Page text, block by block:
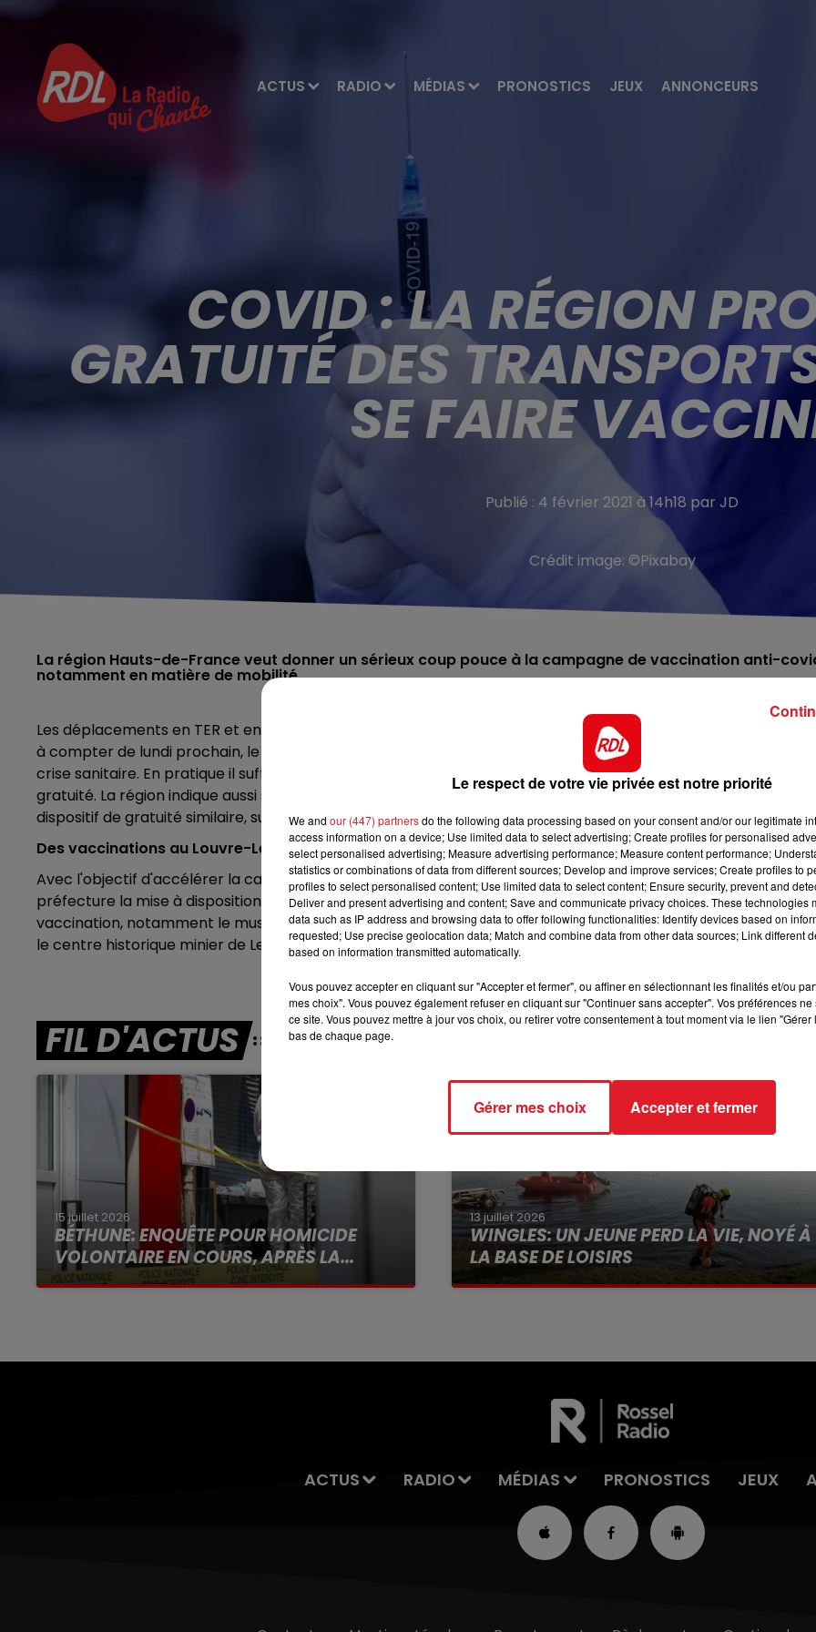
ACTUS RADIO MÉDIAS PRONOSTICS JEUX ANNONCEURS
7h00 - 10h00
DEBOUT C'EST L'HEURE
12h00 - 13h00
RDL & VOUS
COVID : LA RÉGION
GRATUITÉ DES
SE FAIRE
Publié : 4 février 2021 à 14h18 par JD
Crédit image: ©Pixabay
La région Hauts-de-France veut donner un sérieux coup pouce à la campagne de vaccination anti-
notamment en matière de mobilité.
Les déplacements en TER et en car interurbain à destination des centres de vaccination seront pris en charge
à compter de lundi prochain, le 8 février, annonce la Région. Une mesure qui sera effective jusqu'à la fin de la
crise sanitaire. En pratique il suffira de présenter "un justificatif de rendez-vous" à bord pour bénéficier de la
gratuité. La région indique aussi soutenir à hauteur d'un million d'euros les collectivités locales qui appliquent un
dispositif de gratuité similaire, sur leur propre réseau de transport
Des vaccinations au Louvre-Lens?
Avec l'objectif d'accélérer la campagne de vaccination, le Conseil régional propose aussi à l'ARS et à la
préfecture la mise à disposition de 75 locaux régionaux, qui pourraient être transformés en centres de
vaccination, notamment le musée du Louvre-Lens,le vélodrome de Roubaix, le CREPS de Wattignies ou
le centre historique minier de Lewarde.
FIL D'ACTUS
15 juillet 2026
BÉTHUNE: ENQUÊTE POUR HOMICIDE
VOLONTAIRE EN COURS, APRÈS LA...
Selon les premiers éléments, le logement
13 juillet 2026
WINGLES: UN JEUNE PERD LA VIE, NOYÉ À
LA BASE DE LOISIRS
La victime a coulé à pic
ACTUS RADIO MÉDIAS PRONOSTICS JEUX
Le respect de votre vie privée est notre priorité
We and our (447) partnersdo the following data processing based on your consent and/or our legitimate
access information on a device; Use limited data to select advertising; Create profiles for personalised
select personalised advertising; Measure advertising performance; Measure content performance;
statistics or combinations of data from different sources; Develop and improve services; Create profiles to
profiles to select personalised content; Use limited data to select content; Ensure security, prevent and
Deliver and present advertising and content; Save and communicate privacy choices. These technologies
data such as IP address and browsing data to offer following functionalities: Identify devices based on
requested; Use precise geolocation data; Match and combine data from other data sources; Link different
based on information transmitted automatically.
Vous pouvez accepter en cliquant sur "Accepter et fermer", ou affiner en sélectionnant les finalités et/ou
mes choix". Vous pouvez également refuser en cliquant sur "Continuer sans accepter". Vos préférences
ce site. Vous pouvez mettre à jour vos choix, ou retirer votre consentement à tout moment via le lien
bas de chaque page.
Gérer mes choix Accepter et fermer